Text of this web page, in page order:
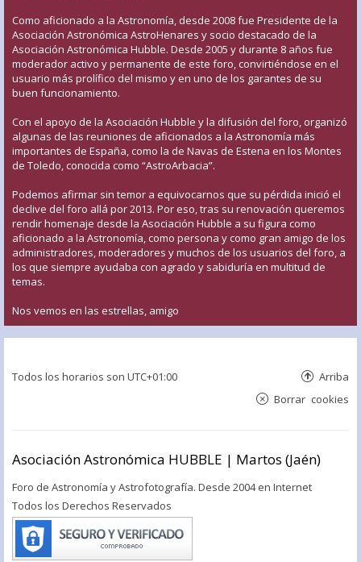
Como aficionado a la Astronomía, desde 2008 fue Presidente de la
Asociación Astronómica AstroHenares y socio destacado de la
Asociación Astronómica Hubble. Desde 2005 y durante 8 años fue
moderador activo y permanente de este foro, convirtiéndose en el
usuario más prolífico del mismo y en uno de los garantes de su
buen funcionamiento.
Con el apoyo de la Asociación Hubble y la difusión del foro, organizó
algunas de las reuniones de aficionados a la Astronomía más
importantes de España, como la de Navas de Estena en los Montes
de Toledo, conocida como “AstroArbacia”.
Podemos afirmar sin temor a equivocarnos que su pérdida inició el
declive del foro allá por 2013. Por eso, tras su renovación queremos
rendir homenaje desde la Asociación Hubble a su figura como
aficionado a la Astronomía, como persona y como gran amigo de los
administradores, moderadores y muchos de los usuarios del foro, a
los que siempre ayudaba con agrado y sabiduría en multitud de
temas.
Nos vemos en las estrellas, amigo
Todos los horarios son UTC+01:00 Arriba
Borrar cookies
Asociación Astronómica HUBBLE | Martos (Jaén)
Foro de Astronomía y Astrofotografía. Desde 2004 en Internet
Todos los Derechos Reservados